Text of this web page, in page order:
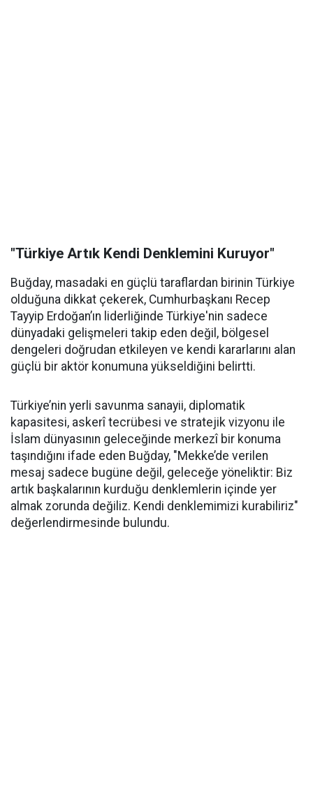
"Türkiye Artık Kendi Denklemini Kuruyor"
Buğday, masadaki en güçlü taraflardan birinin Türkiye
olduğuna dikkat çekerek, Cumhurbaşkanı Recep
Tayyip Erdoğan’ın liderliğinde Türkiye'nin sadece
dünyadaki gelişmeleri takip eden değil, bölgesel
dengeleri doğrudan etkileyen ve kendi kararlarını alan
güçlü bir aktör konumuna yükseldiğini belirtti.
Türkiye’nin yerli savunma sanayii, diplomatik
kapasitesi, askerî tecrübesi ve stratejik vizyonu ile
İslam dünyasının geleceğinde merkezî bir konuma
taşındığını ifade eden Buğday, "Mekke’de verilen
mesaj sadece bugüne değil, geleceğe yöneliktir: Biz
artık başkalarının kurduğu denklemlerin içinde yer
almak zorunda değiliz. Kendi denklemimizi kurabiliriz"
değerlendirmesinde bulundu.